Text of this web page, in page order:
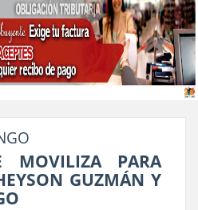
MOVILIZA PARA
GUZMÁN Y